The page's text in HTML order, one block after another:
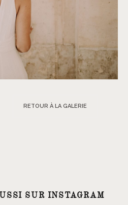
RETOUR À LA GALERIE
SUR INSTAGRAM